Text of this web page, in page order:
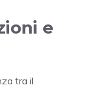
e
tra il